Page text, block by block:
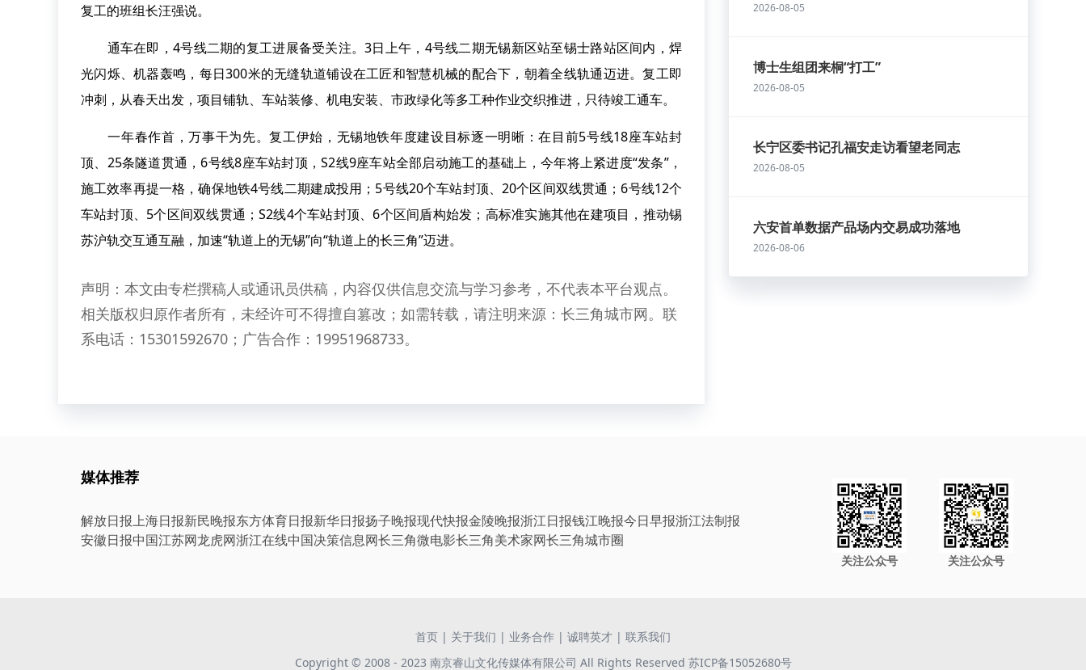
复工的班组长汪强说。
通车在即，4号线二期的复工进展备受关注。3日上午，4号线二期无锡新区站至锡士路站区间内，焊
光闪烁、机器轰鸣，每日300米的无缝轨道铺设在工匠和智慧机械的配合下，朝着全线轨通迈进。复工即
冲刺，从春天出发，项目铺轨、车站装修、机电安装、市政绿化等多工种作业交织推进，只待竣工通车。
一年春作首，万事干为先。复工伊始，无锡地铁年度建设目标逐一明晰：在目前5号线18座车站封
顶、25条隧道贯通，6号线8座车站封顶，S2线9座车站全部启动施工的基础上，今年将上紧进度“发条”，
施工效率再提一格，确保地铁4号线二期建成投用；5号线20个车站封顶、20个区间双线贯通；6号线12个
车站封顶、5个区间双线贯通；S2线4个车站封顶、6个区间盾构始发；高标准实施其他在建项目，推动锡
苏沪轨交互通互融，加速“轨道上的无锡”向“轨道上的长三角”迈进。
声明：本文由专栏撰稿人或通讯员供稿，内容仅供信息交流与学习参考，不代表本平台观点。
相关版权归原作者所有，未经许可不得擅自篡改；如需转载，请注明来源：长三角城市网。联
系电话：15301592670；广告合作：19951968733。
2026-08-05
博士生组团来桐“打工”
2026-08-05
长宁区委书记孔福安走访看望老同志
2026-08-05
六安首单数据产品场内交易成功落地
2026-08-06
媒体推荐
解放日报上海日报新民晚报东方体育日报新华日报扬子晚报现代快报金陵晚报浙江日报钱江晚报今日早报浙江法制报
安徽日报中国江苏网龙虎网浙江在线中国决策信息网长三角微电影长三角美术家网长三角城市圈
关注公众号 关注公众号
首页 | 关于我们 | 业务合作 | 诚聘英才 | 联系我们
Copyright © 2008 - 2023 南京睿山文化传媒体有限公司 All Rights Reserved 苏ICP备15052680号